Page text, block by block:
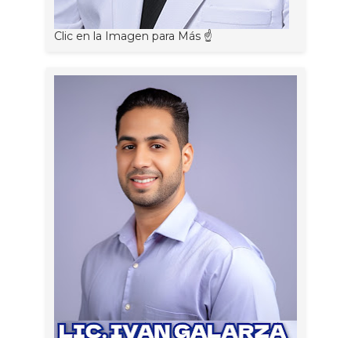
Clic en la Imagen para Más ☝